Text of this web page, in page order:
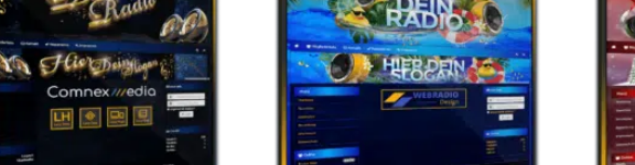
Wunschliste
setzen
Wunschliste
setzen